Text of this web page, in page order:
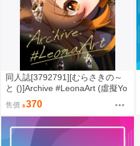
同人誌[3792791][むらさきの～
と ()]Archive #LeonaArt (虛擬Yo
uTuber)
售價 370